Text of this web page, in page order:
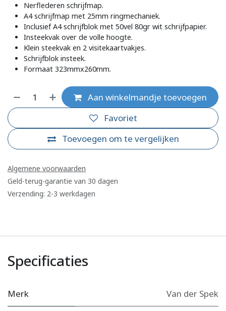
Nerflederen schrijfmap.
A4 schrijfmap met 25mm ringmechaniek.
Inclusief A4 schrijfblok met 50vel 80gr wit schrijfpapier.
Insteekvak over de volle hoogte.
Klein steekvak en 2 visitekaartvakjes.
Schrijfblok insteek.
Formaat 323mmx260mm.
Aan winkelmandje toevoegen
Toevoegen om te vergelijken
Favoriet
Algemene voorwaarden
Geld-terug-garantie van 30 dagen
Verzending: 2-3 werkdagen
Specificaties
Merk Van der Spek